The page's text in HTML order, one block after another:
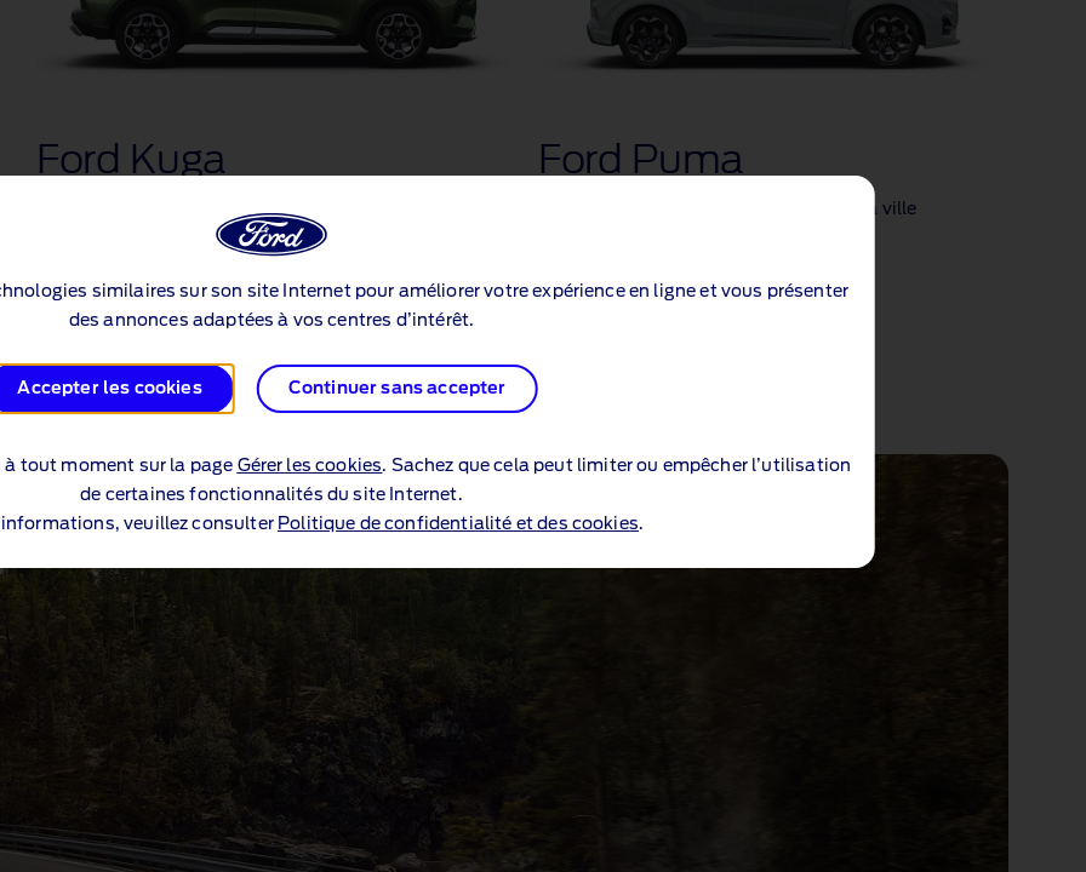
similaires sur son site Internet pour améliorer votre expérience en ligne et vous présenter
des annonces adaptées à vos centres d’intérêt.
Accepter les cookies Continuer sans accepter
à tout moment sur la page Gérer les cookies. Sachez que cela peut limiter ou empêcher l’utilisation
de certaines fonctionnalités du site Internet.
veuillez consulter Politique de confidentialité et des cookies.
Ford Kuga
Le SUV familial alliant polyvalence et modularité
Ford Puma
Le petit SUV hybride léger pensé pour la ville